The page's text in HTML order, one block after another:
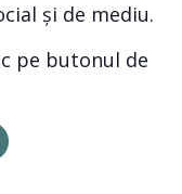
și de mediu.
pe butonul de